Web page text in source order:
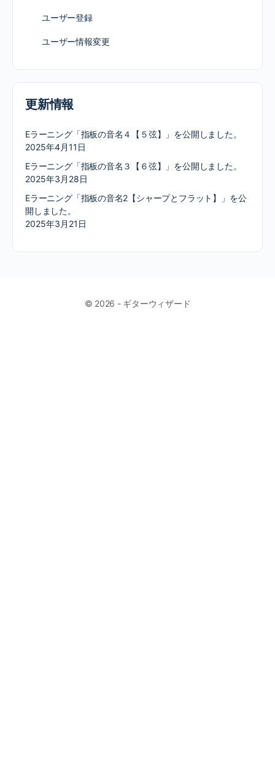
ユーザー登録
ユーザー情報変更
更新情報
Eラーニング「指板の音名４【５弦】」を公開しました。
2025年4月11日
Eラーニング「指板の音名３【６弦】」を公開しました。
2025年3月28日
Eラーニング「指板の音名2【シャープとフラット】」を公
開しました。
2025年3月21日
© 2026 - ギターウィザード